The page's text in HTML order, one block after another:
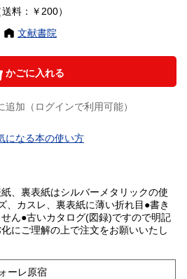
送料：￥200）
文献書院
かごに入れる
追加（ログインで利用可能）
になる本の使い方
、裏表紙はシルバーメタリックの使
、カスレ、裏表紙に薄い折れ目●書き
ん●古いカタログ(図録)ですので明記
にご理解の上で注文をお願いいたし
ーレ原宿